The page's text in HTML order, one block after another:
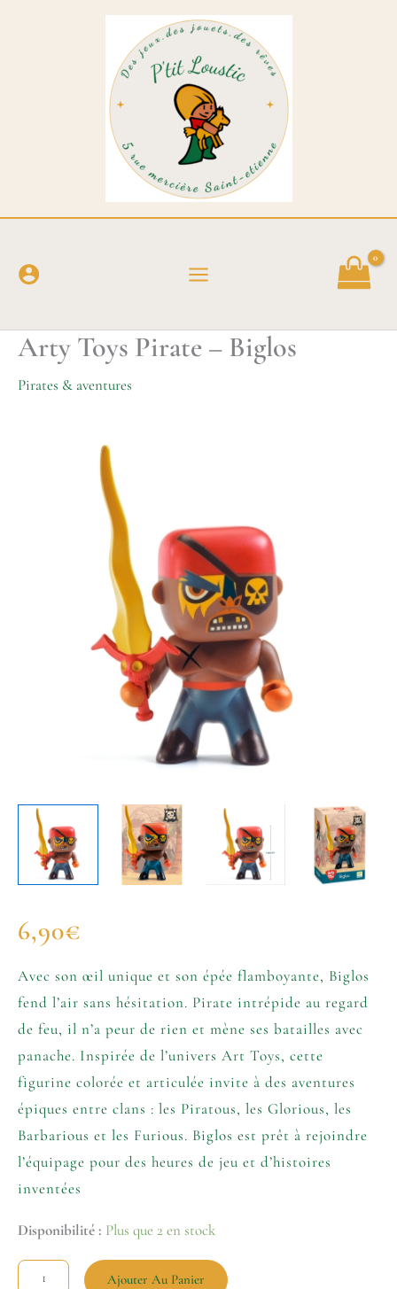
Arty Toys Pirate – Biglos
Pirates & aventures
6,90€
Avec son œil unique et son épée flamboyante, Biglos
fend l’air sans hésitation. Pirate intrépide au regard
de feu, il n’a peur de rien et mène ses batailles avec
panache. Inspirée de l’univers Art Toys, cette
figurine colorée et articulée invite à des aventures
épiques entre clans : les Piratous, les Glorious, les
Barbarious et les Furious. Biglos est prêt à rejoindre
l’équipage pour des heures de jeu et d’histoires
inventées
Disponibilité : Plus que 2 en stock
Ajouter Au Panier